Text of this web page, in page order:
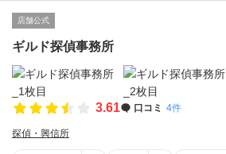
店舗公式
ギルド探偵事務所
3.61 口コミ 4件
探偵・興信所